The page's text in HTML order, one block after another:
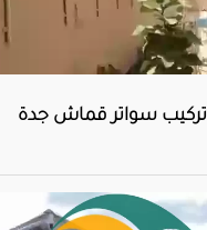
تركيب سواتر قماش جدة